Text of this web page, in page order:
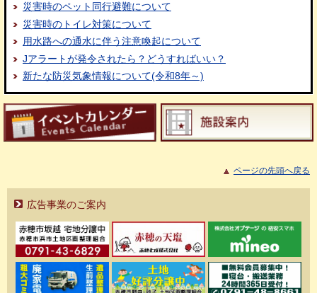
災害時のペット同行避難について
災害時のトイレ対策について
用水路への通水に伴う注意喚起について
Jアラートが発令されたら？どうすればいい？
新たな防災気象情報について(令和8年～)
ページの先頭へ戻る
広告事業のご案内